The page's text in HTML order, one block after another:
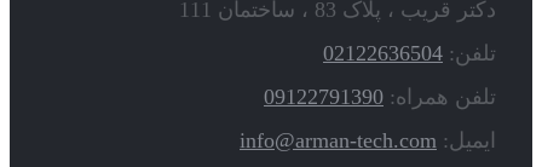
دکتر قریب ، پلاک 83 ، ساختمان 111
تلفن: 02122636504
تلفن همراه: 09122791390
ایمیل: info@arman-tech.com